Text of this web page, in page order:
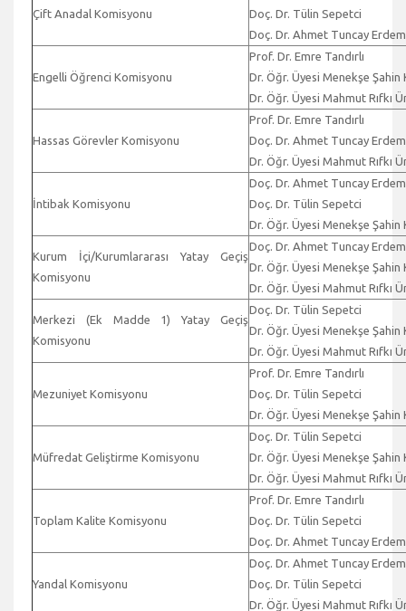
Çift Anadal Komisyonu
Doç. Dr. Tülin Sepetci
Doç. Dr. Ahmet Tuncay Erdem
Engelli Öğrenci Komisyonu
Prof. Dr. Emre Tandırlı
Dr. Öğr. Üyesi Menekşe Şahin
Dr. Öğr. Üyesi Mahmut Rıfkı
Hassas Görevler Komisyonu
Prof. Dr. Emre Tandırlı
Doç. Dr. Ahmet Tuncay Erdem
Dr. Öğr. Üyesi Mahmut Rıfkı
İntibak Komisyonu
Doç. Dr. Ahmet Tuncay Erdem
Doç. Dr. Tülin Sepetci
Dr. Öğr. Üyesi Menekşe Şahin
Kurum İçi/Kurumlararası Yatay Geçiş
Komisyonu
Doç. Dr. Ahmet Tuncay Erdem
Dr. Öğr. Üyesi Menekşe Şahin
Dr. Öğr. Üyesi Mahmut Rıfkı
Merkezi (Ek Madde 1) Yatay Geçiş
Komisyonu
Doç. Dr. Tülin Sepetci
Dr. Öğr. Üyesi Menekşe Şahin
Dr. Öğr. Üyesi Mahmut Rıfkı
Mezuniyet Komisyonu
Prof. Dr. Emre Tandırlı
Doç. Dr. Tülin Sepetci
Dr. Öğr. Üyesi Menekşe Şahin
Müfredat Geliştirme Komisyonu
Doç. Dr. Tülin Sepetci
Dr. Öğr. Üyesi Menekşe Şahin
Dr. Öğr. Üyesi Mahmut Rıfkı
Toplam Kalite Komisyonu
Prof. Dr. Emre Tandırlı
Doç. Dr. Tülin Sepetci
Doç. Dr. Ahmet Tuncay Erdem
Yandal Komisyonu
Doç. Dr. Ahmet Tuncay Erdem
Doç. Dr. Tülin Sepetci
Dr. Öğr. Üyesi Mahmut Rıfkı